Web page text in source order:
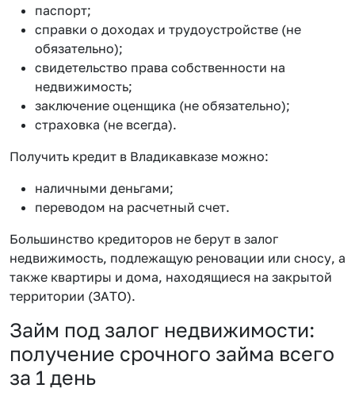
паспорт;
справки о доходах и трудоустройстве (не
обязательно);
свидетельство права собственности на
недвижимость;
заключение оценщика (не обязательно);
страховка (не всегда).
Получить кредит в Владикавказе можно:
наличными деньгами;
переводом на расчетный счет.
Большинство кредиторов не берут в залог
недвижимость, подлежащую реновации или сносу, а
также квартиры и дома, находящиеся на закрытой
территории (ЗАТО).
Займ под залог недвижимости:
получение срочного займа всего
за 1 день